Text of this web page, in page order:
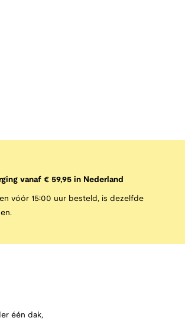
vanaf € 59,95 in Nederland
vóór 15:00 uur besteld, is dezelfde
één dak,